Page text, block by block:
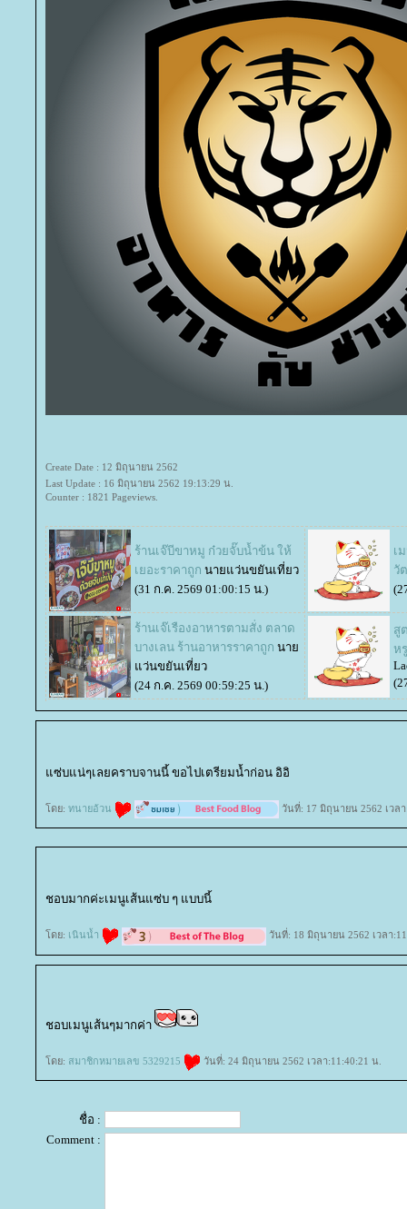
Create Date : 12 มิถุนายน 2562
Last Update : 16 มิถุนายน 2562 19:13:29 น.
Counter : 1821 Pageviews.
ร้านเจ๊บีขาหมู ก๋วยจั๊บน้ำข้น ให้
เยอะราคาถูก นายแว่นขยันเที่ยว
(31 ก.ค. 2569 01:00:15 น.)
เ
วั
ร้านเจ๊เรืองอาหารตามสั่ง ตลาด
บางเลน ร้านอาหารราคาถูก นา
ว่นขยันเที่ยว
(24 ก.ค. 2569 00:59:25 น.)
สู
ห
ซ่บแน่ๆเลยคราบจานนี้ ขอไปเตรียมน้ำก่อน อิอิ
ดย: ทนายอ้วน วันที่: 17 มิถุนายน 2562 เวล
ชอบมากค่ะเมนูเส้นแซ่บ ๆ แบบนี้
ดย: เนินน้ำ วันที่: 18 มิถุนายน 2562 เวลา
ชอบเมนูเส้นๆมากค่า
ดย: สมาชิกหมายเลข 5329215 วันที่: 24 มิถุนายน 2562 เวลา:11:40:21 น.
ชื่อ :
Comment :